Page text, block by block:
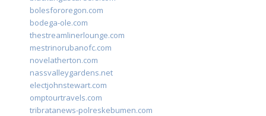
bolesfororegon.com
bodega-ole.com
thestreamlinerlounge.com
mestrinorubanofc.com
novelatherton.com
nassvalleygardens.net
electjohnstewart.com
omptourtravels.com
tribratanews-polreskebumen.com